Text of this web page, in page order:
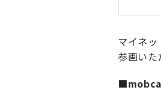
マイネッ
参画いた